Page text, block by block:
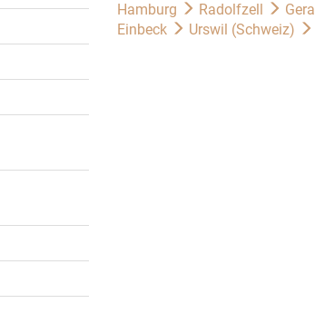
Hamburg Radolfzell Gera
Einbeck
Urswil (Schweiz)